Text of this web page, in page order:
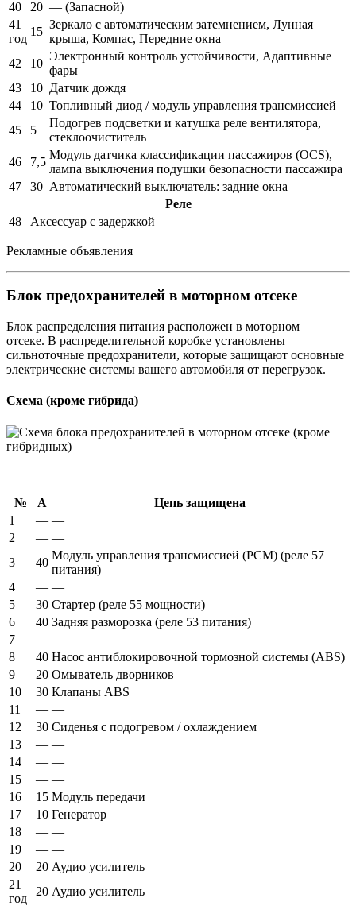
40 20 — (Запасной)
41
год
15
Зеркало с автоматическим затемнением, Лунная
крыша, Компас, Передние окна
42
10
Электронный контроль устойчивости, Адаптивные
фары
43
10 Датчик дождя
44
10 Топливный диод / модуль управления трансмиссией
45
5
Подогрев подсветки и катушка реле вентилятора,
стеклоочиститель
46
7,5
Модуль датчика классификации пассажиров (OCS),
лампа выключения подушки безопасности пассажира
47
30 Автоматический выключатель: задние окна
Реле
48
Аксессуар с задержкой
Рекламные объявления
Блок предохранителей в моторном отсеке
Блок распределения питания расположен в моторном
отсеке. В распределительной коробке установлены
сильноточные предохранители, которые защищают основные
электрические системы вашего автомобиля от перегрузок.
Схема (кроме гибрида)
№ А
Цепь защищена
1
— —
2
— —
3
40
Модуль управления трансмиссией (PCM) (реле 57
питания)
4
— —
5
30 Стартер (реле 55 мощности)
6
40 Задняя разморозка (реле 53 питания)
7
— —
8
40 Насос антиблокировочной тормозной системы (ABS)
9
20 Омыватель дворников
10
30 Клапаны ABS
11
— —
12
30 Сиденья с подогревом / охлаждением
13
— —
14
— —
15
— —
16
15 Модуль передачи
17
10 Генератор
18
— —
19
— —
20
20 Аудио усилитель
21
год
20 Аудио усилитель